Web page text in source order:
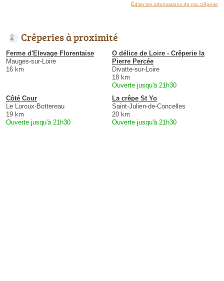
Éditer les informations de ma crêperie
Crêperies à proximité
Ferme d'Elevage Florentaise
Mauges-sur-Loire
16 km
O délice de Loire - Crêperie la
Pierre Percée
Divatte-sur-Loire
18 km
Ouverte jusqu'à 21h30
Côté Cour
Le Loroux-Bottereau
19 km
Ouverte jusqu'à 21h30
La crêpe St Yo
Saint-Julien-de-Concelles
20 km
Ouverte jusqu'à 21h30